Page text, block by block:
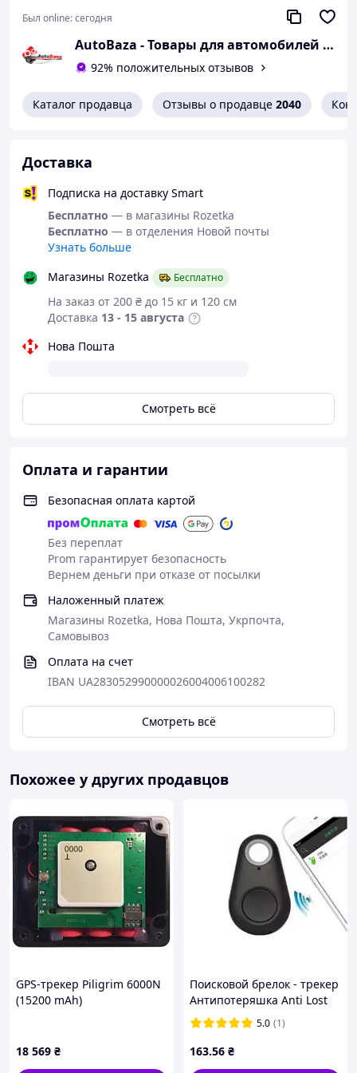
следует послать SMS с текстом 0000 (четыре ноля)
на номер GSM жучка.
Для включения функции голосовой активации
следует послать SMS с текстом 1111 (четыре
Также можна отслеживать приблизительное
123456.
Личный мониторинг детей
Контроль сотрудников GSM
сигнализация для квартиры, дома, офиса
Присмотр за пожилыми людьми
Можно спрятать, положить в сумочку, рюкзак и
тд.
Датчик звука активируется при разговоре -
устройство автоматически звонит
Характеристики:
Mini-SIM стандартная
Батарея: 3.7В 500мА;
Размеры: 4,3x3,2x1,4 см
Комплект поставки:
1x Шнур зарядки
1x Подарочная упаковка
ВАЖНО!
SIM карта в комплект- Не входит!!
Прекрасный подарок близким! Хороший вариант
подарка для мамы, папы, бабушки, дедушки, брата или
сестры! Также есть другие варианты подарков! Есть
вопросы – звоните!
Был online:сегодня
AutoBaza - Товары для автомобилей и жизни
92% положительных отзывов
Каталог продавца Отзывы о продавце 2040
Доставка
Подписка на доставку Smart
Бесплатно — в магазины Rozetka
Бесплатно — в отделения Новой почты
Узнать больше
Магазины Rozetka
Бесплатно
На заказ от 200 ₴ до 15 кг и 120 см
Доставка 13 - 15 августа
Нова Пошта
Смотреть всё
Оплата и гарантии
Безопасная оплата картой
Без переплат
Prom гарантирует безопасность
Вернем деньги при отказе от посылки
Наложенный платеж
Магазины Rozetka, Нова Пошта, Укрпочта,
Самовывоз
Оплата на счет
IBAN UA283052990000026004006100282
Смотреть всё
Похожее у других продавцов
GPS-трекер Piligrim 6000N
(15200 mAh)
18 569 ₴
Поисковой брелок - трекер
Антипотеряшка Anti Lost
Bluetooth искатель ключей
jv.
5.0 (1)
163.56 ₴